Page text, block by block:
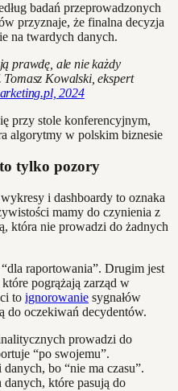
badań przeprowadzonych
przyznaje, że finalna decyzja
na twardych danych.
prawdę, ale nie każdy
Kowalski, ekspert
2024
tylko pozory
wykresy i dashboardy to oznaka
mamy do czynienia z
która nie prowadzi do żadnych
raportowania”. Drugim jest
pogrążają zarząd w
to ignorowanie sygnałów
do oczekiwań decydentów.
prowadzi do
“po swojemu”.
bo “nie ma czasu”.
które pasują do